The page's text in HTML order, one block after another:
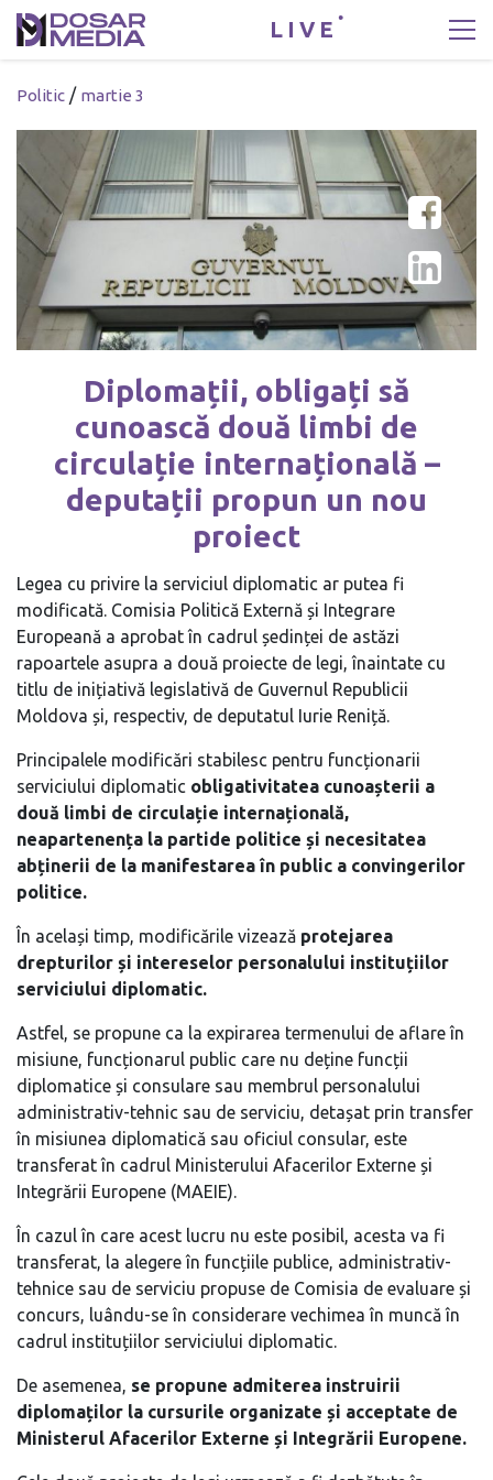
LIVE
Politic / martie 3
Diplomații, obligați să
cunoască două limbi de
circulație internațională –
deputații propun un nou
proiect
Legea cu privire la serviciul diplomatic ar putea fi
modificată. Comisia Politică Externă și Integrare
Europeană a aprobat în cadrul ședinței de astăzi
rapoartele asupra a două proiecte de legi, înaintate cu
titlu de inițiativă legislativă de Guvernul Republicii
Moldova și, respectiv, de deputatul Iurie Reniță.
Principalele modificări stabilesc pentru funcționarii
serviciului diplomatic obligativitatea cunoașterii a
două limbi de circulație internațională,
neapartenența la partide politice și necesitatea
abținerii de la manifestarea în public a convingerilor
politice.
În același timp, modificările vizează protejarea
drepturilor și intereselor personalului instituțiilor
serviciului diplomatic.
Astfel, se propune ca la expirarea termenului de aflare în
misiune, funcționarul public care nu deține funcții
diplomatice și consulare sau membrul personalului
administrativ-tehnic sau de serviciu, detașat prin transfer
în misiunea diplomatică sau oficiul consular, este
transferat în cadrul Ministerului Afacerilor Externe și
Integrării Europene (MAEIE).
În cazul în care acest lucru nu este posibil, acesta va fi
transferat, la alegere în funcțiile publice, administrativ-
tehnice sau de serviciu propuse de Comisia de evaluare și
concurs, luându-se în considerare vechimea în muncă în
cadrul instituțiilor serviciului diplomatic.
De asemenea, se propune admiterea instruirii
diplomaților la cursurile organizate și acceptate de
Ministerul Afacerilor Externe și Integrării Europene.